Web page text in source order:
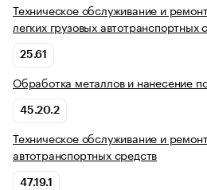
Техническое обслуживание и
легких грузовых автотранспортных
25.61
Обработка металлов и нанесение
45.20.2
Техническое обслуживание и
автотранспортных средств
47.19.1